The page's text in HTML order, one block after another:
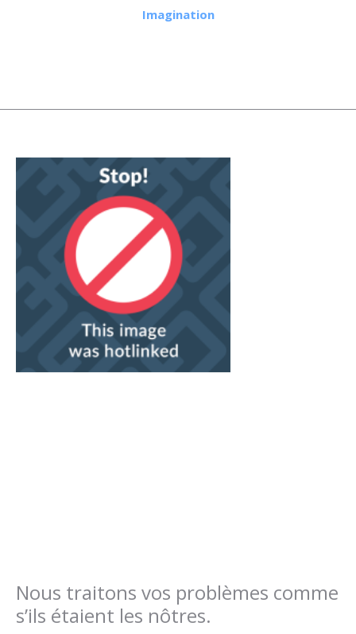
Imagination
Nous traitons vos problèmes comme
s’ils étaient les nôtres.